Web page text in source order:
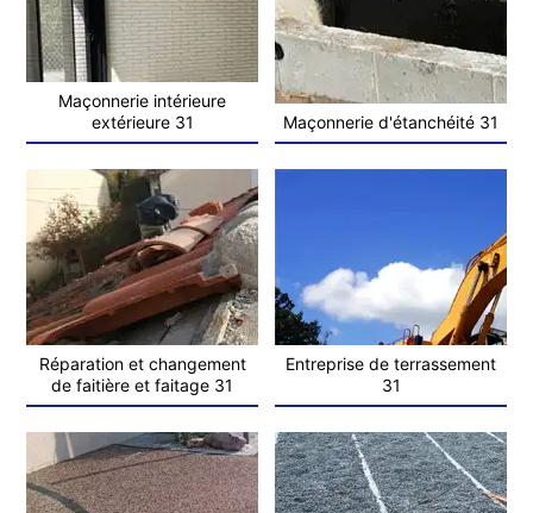
Maçonnerie intérieure
extérieure 31
Maçonnerie d'étanchéité 31
Réparation et changement
de faitière et faitage 31
Entreprise de terrassement
31